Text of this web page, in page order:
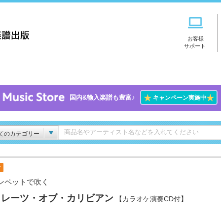
お客様
サポート
国内&輸入楽譜も豊富♪ ★キャンペーン実施中★
のカテゴリー
ペットで吹く
ーツ・オブ・カリビアン 【カラオケ演奏CD付】